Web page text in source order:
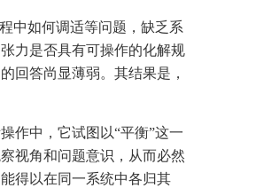
中如何调适等问题，缺乏系
力是否具有可操作的化解规
回答尚显薄弱。其结果是，
作中，它试图以“平衡”这一
视角和问题意识，从而必然
得以在同一系统中各归其